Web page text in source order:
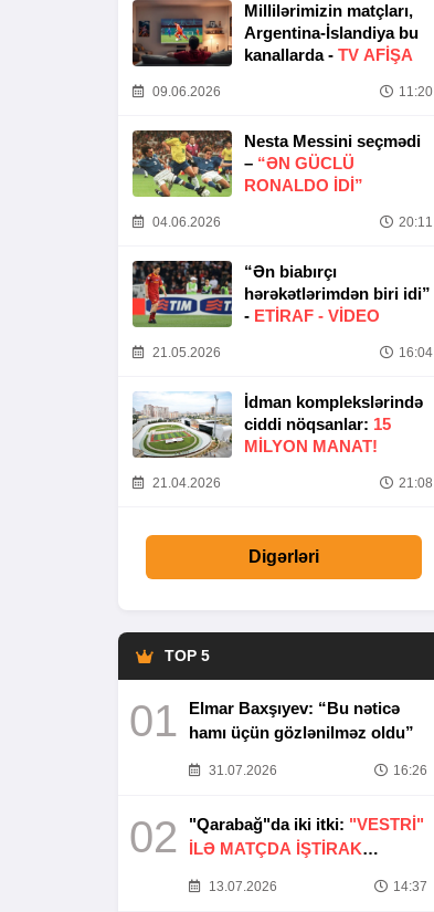
Millilərimizin matçları,
Argentina-İslandiya bu
kanallarda - TV AFİŞA
09.06.2026 11:20
Nesta Messini seçmədi
– “ƏN GÜCLÜ
RONALDO IDI”
04.06.2026 20:11
“Ən biabırçı
hərəkətlərimdən biri idi”
- ETIRAF - VİDEO
21.05.2026 16:04
İdman komplekslərində
ciddi nöqsanlar: 15
MILYON MANAT!
21.04.2026 21:08
Digərləri
TOP 5
01
Elmar Baxşıyev: “Bu nəticə
hamı üçün gözlənilməz oldu”
31.07.2026 16:26
02 "Qarabağ"da iki itki: "VESTRİ"
İLƏ MATÇDA İŞTİRAK
13.07.2026 14:37